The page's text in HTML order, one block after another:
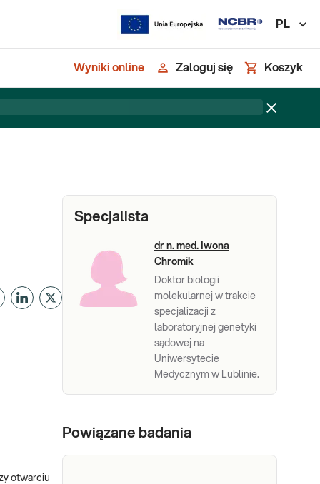
PL
Wyniki online Zaloguj się Koszyk
otwarciu
Specjalista
dr n. med. Iwona
Chromik
Doktor biologii
molekularnej w trakcie
specjalizacji z
laboratoryjnej genetyki
sądowej na
Uniwersytecie
Medycznym w Lublinie.
Powiązane badania